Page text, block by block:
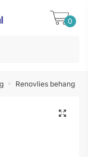
0
» Renovlies behang